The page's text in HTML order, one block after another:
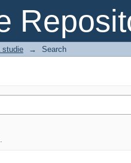
studie → Search